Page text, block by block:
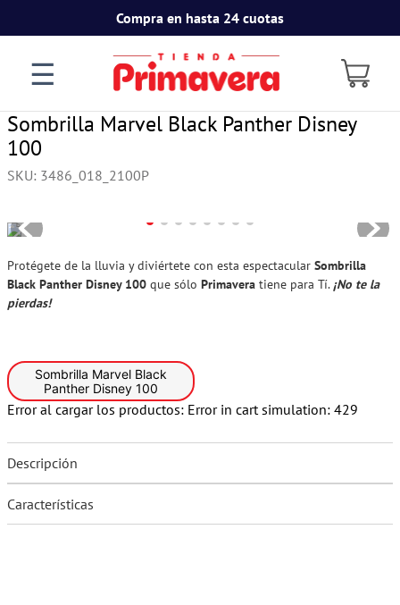
Compra en hasta 24 cuotas
☰
Sombrilla Marvel Black Panther Disney
100
SKU: 3486_018_2100P
Protégete de la lluvia y diviértete con esta espectacular Sombrilla
Black Panther Disney 100 que sólo Primavera tiene para Tí. ¡No te la
pierdas!
Sombrilla Marvel Black
Panther Disney 100
Error al cargar los productos: Error in cart simulation: 429
Descripción
Características